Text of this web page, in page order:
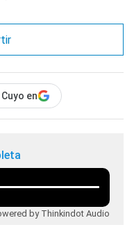
en
by Thinkindot Audio